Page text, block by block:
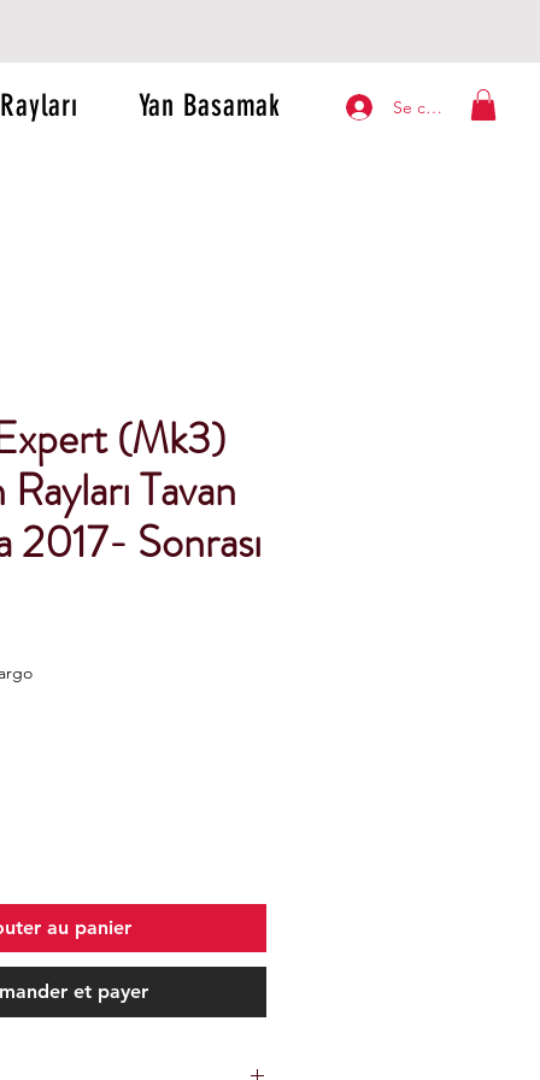
Se connecter
Yan Basamak
(Mk3)
Tavan
2017- Sonrası
au panier
et payer